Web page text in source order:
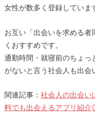
女性が数多く登録していま
お互い「出会いを求める
くおすすめです。
通勤時間・就寝前のちょっ
がないと言う社会人も出会
関連記事： 社会人の出会い
料でも出会えるアプリ紹介